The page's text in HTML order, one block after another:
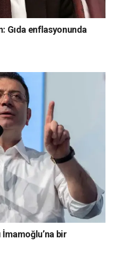
Gıda enflasyonunda
İmamoğlu’na bir